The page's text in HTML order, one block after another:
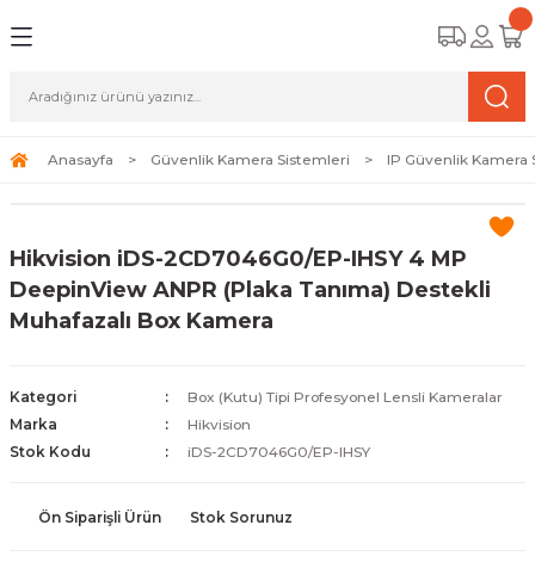
Sistemleri
Sistemleri (Network Kameraları)
ve Depolama Çözümleri
ve Bağlantı Kabloları
Kamera Lisansları
Güvenlik
Duvarı) Cihazları
Ağ Yönlendiricileri
Fi) ve Access Point Ürünleri
Antivirüs Yazılımları
ve Depolama Ürünleri
SSD
Kurtarma
Merkezi Altyapısı
Anasayfa Güvenlik Kamera Sistemleri IP Güvenlik Kamera
Hikvision iDS-2CD7046G0/EP-IHSY 4 MP
DeepinView ANPR (Plaka Tanıma) Destekli
Muhafazalı Box Kamera
Kategori
Box (Kutu) Tipi Profesyonel Lensli Kameralar
Marka
Hikvision
Stok Kodu
iDS-2CD7046G0/EP-IHSY
Ön Siparişli Ürün Stok Sorunuz